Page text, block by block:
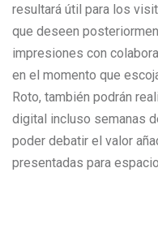
resultará útil para los
que deseen
impresiones con
en el momento que
Roto, también podrán
digital incluso semanas
poder debatir el valor
presentadas para